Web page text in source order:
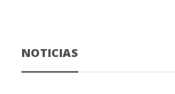
NOTICIAS